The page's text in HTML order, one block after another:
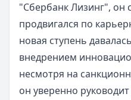
"Сбербанк Лизинг", он
продвигался по
новая ступень
внедрением
несмотря на
он уверенно